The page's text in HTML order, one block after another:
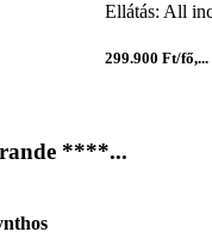
Ellátás: All
299.900 Ft/fő,...
****...